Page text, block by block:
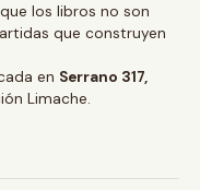
los libros no son
que construyen
en Serrano 317,
Limache.